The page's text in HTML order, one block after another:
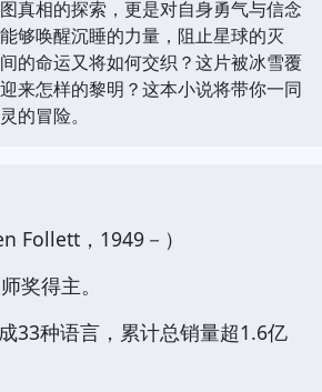
真相的探索，更是对自身勇气与信念
够唤醒沉睡的力量，阻止星球的灭
的命运又将如何交织？这片被冰雪覆
来怎样的黎明？这本小说将带你一同
的冒险。
Follett，1949－）
奖得主。
33种语言，累计总销量超1.6亿